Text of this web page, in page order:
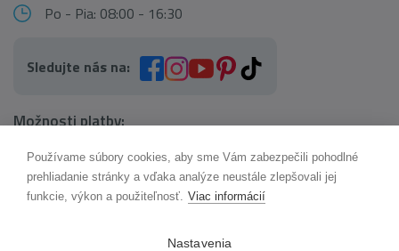
Po - Pia: 08:00 - 16:30
Sledujte nás na:
Možnosti platby:
AI pomocník Maxík
Online
Používame súbory cookies, aby sme Vám zabezpečili pohodlné
prehliadanie stránky a vďaka analýze neustále zlepšovali jej
funkcie, výkon a použiteľnosť. Viac informácií
Nastavenia